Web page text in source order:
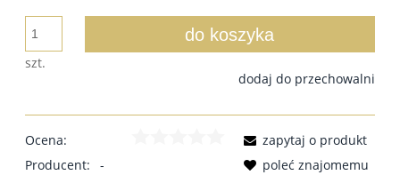
szt.
do koszyka
dodaj do przechowalni
Ocena:
Producent:
-
zapytaj o produkt
poleć znajomemu